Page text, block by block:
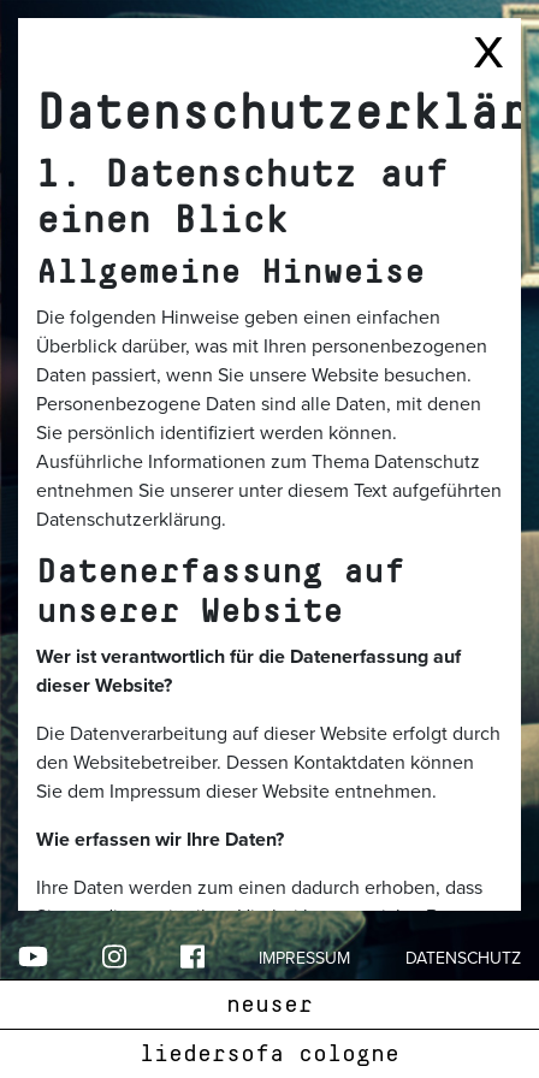
neuser
liedersofa cologne
1. Datenschutz auf
einen Blick
Allgemeine Hinweise
Die folgenden Hinweise geben einen einfachen
Überblick darüber, was mit Ihren personenbezogenen
Daten passiert, wenn Sie unsere Website besuchen.
Personenbezogene Daten sind alle Daten, mit denen
Sie persönlich identifiziert werden können.
Ausführliche Informationen zum Thema Datenschutz
entnehmen Sie unserer unter diesem Text aufgeführten
Datenschutzerklärung.
Datenerfassung auf
unserer Website
Wer ist verantwortlich für die Datenerfassung auf
dieser Website?
Die Datenverarbeitung auf dieser Website erfolgt durch
den Websitebetreiber. Dessen Kontaktdaten können
Sie dem Impressum dieser Website entnehmen.
Wie erfassen wir Ihre Daten?
Ihre Daten werden zum einen dadurch erhoben, dass
Sie uns diese mitteilen. Hierbei kann es sich z.B. um
Daten handeln, die Sie in ein Kontaktformular
eingeben.
Website durch unsere IT-Systeme erfasst. Das sind vor
IMPRESSUM DATENSCHUTZ